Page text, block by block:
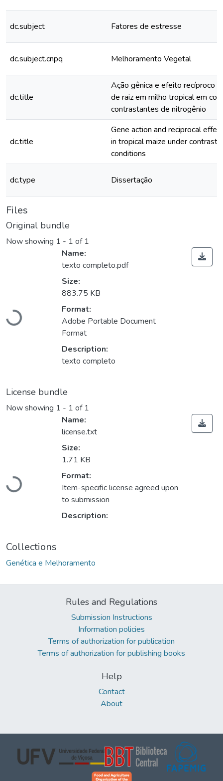
dc.subject Fatores de estresse
dc.subject.cnpq Melhoramento Vegetal
dc.title
Ação gênica e efeito recíproco
de raiz em milho tropical em
contrastantes de nitrogênio
dc.title
Gene action and reciprocal
in tropical maize under
conditions
dc.type Dissertação
Files
Original bundle
Now showing 1 - 1 of 1
Loading...
Name:
texto completo.pdf
Size:
883.75 KB
Format:
Adobe Portable Document
Format
Description:
texto completo
License bundle
Now showing 1 - 1 of 1
Loading...
Name:
license.txt
Size:
1.71 KB
Format:
Item-specific license agreed upon
to submission
Description:
Collections
Genética e Melhoramento
Rules and Regulations
Submission Instructions
Information policies
Terms of authorization for publication
Terms of authorization for publishing books
Help
Contact
About